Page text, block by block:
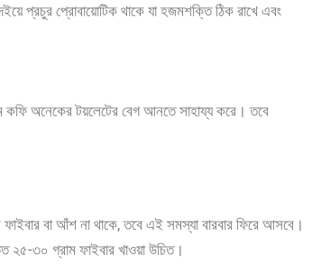
প্রচুর প্রোবায়োটিক থাকে যা হজমশক্তি ঠিক রাখে এবং
কফি অনেকের টয়লেটের বেগ আনতে সাহায্য করে। তবে
বা আঁশ না থাকে, তবে এই সমস্যা বারবার ফিরে আসবে।
২৫-৩০ গ্রাম ফাইবার খাওয়া উচিত।